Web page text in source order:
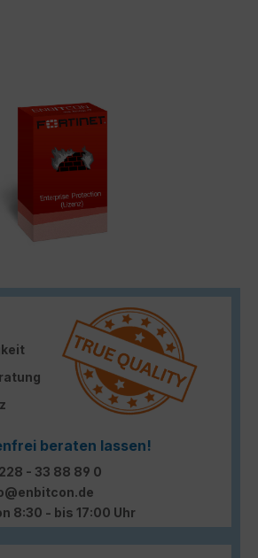
beraten lassen!
- 33 88 89 0
8:30 - bis 17:00 Uhr